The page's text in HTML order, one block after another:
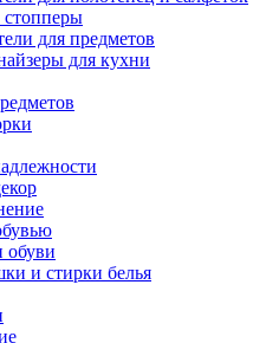
для предметов
для кухни
обуви
и стирки белья